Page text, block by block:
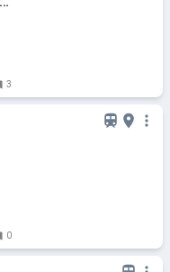
3
0